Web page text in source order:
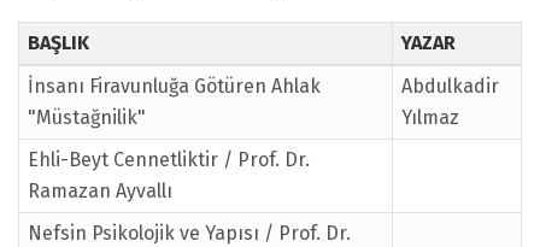
BAŞLIK
YAZAR
İnsanı Firavunluğa Götüren Ahlak
"Müstağnilik"
Abdulkadir
Yılmaz
Ehli-Beyt Cennetliktir / Prof. Dr.
Ramazan Ayvallı
Nefsin Psikolojik ve Yapısı / Prof. Dr.